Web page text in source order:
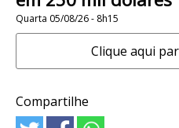
Quarta 05/08/26 - 8h15
Clique aqui
Compartilhe